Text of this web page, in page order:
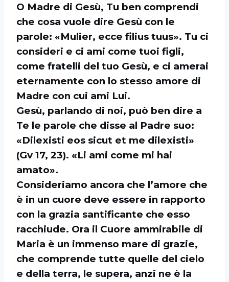
O Madre di Gesù, Tu ben comprendi
che cosa vuole dire Gesù con le
parole: «Mulier, ecce filius tuus». Tu ci
consideri e ci ami come tuoi figli,
come fratelli del tuo Gesù, e ci amerai
eternamente con lo stesso amore di
Madre con cui ami Lui.
Gesù, parlando di noi, può ben dire a
Te le parole che disse al Padre suo:
«Dilexisti eos sicut et me dilexisti»
(Gv 17, 23). «Li ami come mi hai
amato».
Consideriamo ancora che l’amore che
è in un cuore deve essere in rapporto
con la grazia santificante che esso
racchiude. Ora il Cuore ammirabile di
Maria è un immenso mare di grazie,
che comprende tutte quelle del cielo
e della terra, le supera, anzi ne è la